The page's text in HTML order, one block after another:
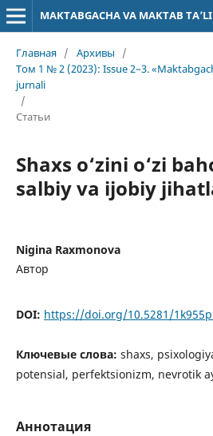
MAKTABGACHA VA MAKTAB
Главная / Архивы
/
Том 1 № 2 (2023): Issue 2–3.
jurnali
/
Статьи
Shaxs o‘zini o‘zi
salbiy va ijobiy
Nigina Raxmonova
Автор
DOI: https://doi.org/10.5281/
Ключевые слова: shaxs,
potensial, perfektsionizm, nevrotik
Аннотация